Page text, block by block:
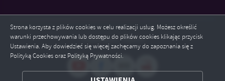
Strona korzysta z plików cookies w celu realizacji usług. Możesz określić
warunki przechowywania lub dostępu do plików cookies klikając przycisk
Ustawienia. Aby dowiedzieć się więcej zachęcamy do zapoznania się z
Polityką Cookies oraz Polityką Prywatności.
ZAPISZ WYBRANE
Odwiedzin: 706439